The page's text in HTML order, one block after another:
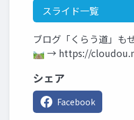
スライド一覧
ブログ「くらう道」も
🛤️ → https://
シェア
Facebook